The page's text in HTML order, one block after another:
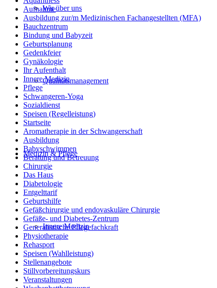
Wir über uns
Qualitätsmanagement
Medizin & Pflege
Innere Medizin
Aufnahme
Ausbildung zur/m Medizinischen Fachangestellten (MFA)
Bauchzentrum
Bindung und Babyzeit
Geburtsplanung
Gedenkfeier
Gynäkologie
Ihr Aufenthalt
Innere Medizin
Pflege
Schwangeren-Yoga
Sozialdienst
Speisen (Regelleistung)
Startseite
Aromatherapie in der Schwangerschaft
Ausbildung
Babyschwimmen
Beratung und Betreuung
Chirurgie
Das Haus
Diabetologie
Entgelttarif
Geburtshilfe
Gefäßchirurgie und endovaskuläre Chirurgie
Gefäße- und Diabetes-Zentrum
Generalistische Pflegefachkraft
Physiotherapie
Rehasport
Speisen (Wahlleistung)
Stellenangebote
Stillvorbereitungskurs
Veranstaltungen